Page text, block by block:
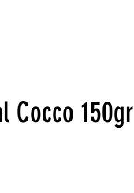
Cocco 150gr